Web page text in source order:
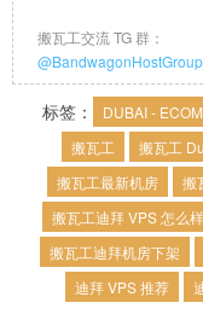
搬瓦工交流 TG 群：
@BandwagonHostGroup
标签： DUBAI -
搬瓦工
搬瓦工
搬瓦工最新机房
搬
搬瓦工迪拜 VPS 怎么样
搬瓦工迪拜机房下架
迪拜 VPS 推荐